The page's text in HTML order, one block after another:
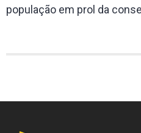
população em prol da